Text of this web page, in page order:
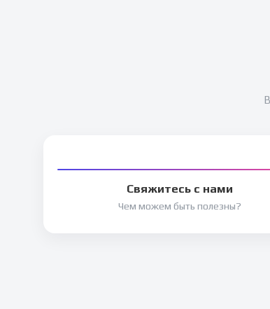
Свяжитесь с нами
Чем можем быть полезны?